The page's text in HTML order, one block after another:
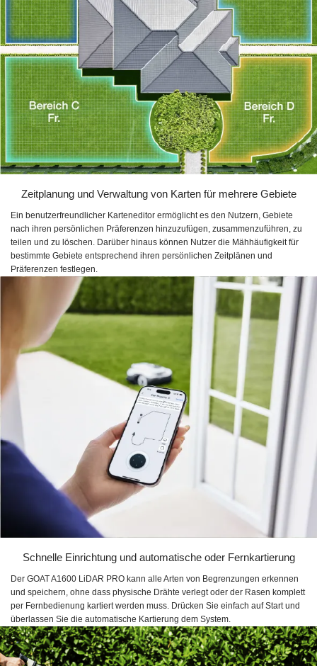
Zeitplanung und Verwaltung von Karten für mehrere Gebiete
Ein benutzerfreundlicher Karteneditor ermöglicht es den Nutzern, Gebiete
nach ihren persönlichen Präferenzen hinzuzufügen, zusammenzuführen, zu
teilen und zu löschen. Darüber hinaus können Nutzer die Mähhäufigkeit für
bestimmte Gebiete entsprechend ihren persönlichen Zeitplänen und
Präferenzen festlegen.
Schnelle Einrichtung und automatische oder Fernkartierung
Der GOAT A1600 LiDAR PRO kann alle Arten von Begrenzungen erkennen
und speichern, ohne dass physische Drähte verlegt oder der Rasen komplett
per Fernbedienung kartiert werden muss. Drücken Sie einfach auf Start und
überlassen Sie die automatische Kartierung dem System.